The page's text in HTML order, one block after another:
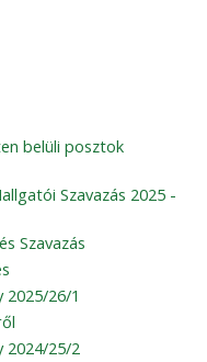
belüli posztok
Szavazás 2025 -
Szavazás
26/1
2024/25/2